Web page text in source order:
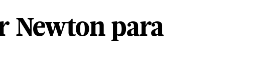
Newton para